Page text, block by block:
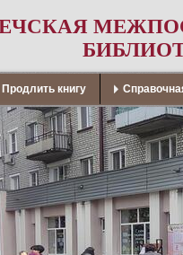
Продлить книгу